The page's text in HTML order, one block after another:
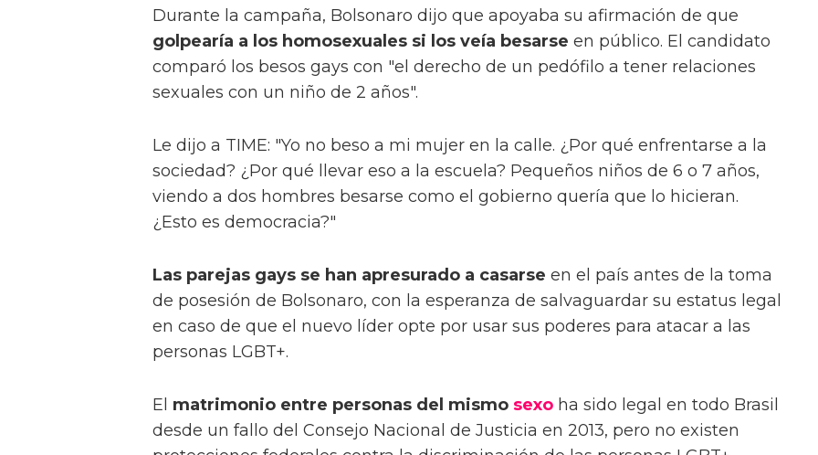
Durante la campaña, Bolsonaro dijo que apoyaba su afirmación de que
golpearía a los homosexuales si los veía besarse en público. El candidato
comparó los besos gays con "el derecho de un pedófilo a tener relaciones
sexuales con un niño de 2 años".
Le dijo a TIME: "Yo no beso a mi mujer en la calle. ¿Por qué enfrentarse a la
sociedad? ¿Por qué llevar eso a la escuela? Pequeños niños de 6 o 7 años,
viendo a dos hombres besarse como el gobierno quería que lo hicieran.
¿Esto es democracia?"
Las parejas gays se han apresurado a casarse en el país antes de la toma
de posesión de Bolsonaro, con la esperanza de salvaguardar su estatus legal
en caso de que el nuevo líder opte por usar sus poderes para atacar a las
personas LGBT+.
El matrimonio entre personas del mismo sexo ha sido legal en todo Brasil
desde un fallo del Consejo Nacional de Justicia en 2013, pero no existen